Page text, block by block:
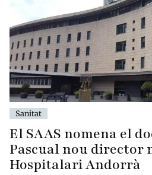
Sanitat
El SAAS nomena el
Pascual nou director
Hospitalari Andorrà